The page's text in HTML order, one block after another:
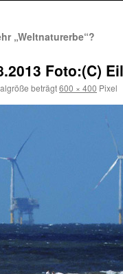
„Weltnaturerbe“?
Foto:(C)
beträgt600 × 400 Pixel